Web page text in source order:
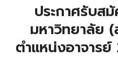
ประกาศรับส
มหาวิทยาลัย (
ตำแหน่งอาจาร